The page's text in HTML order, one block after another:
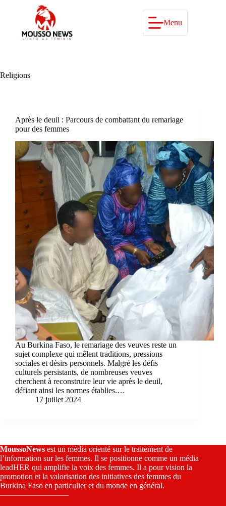
Menu
Religions
Après le deuil : Parcours de combattant du remariage
pour des femmes
Au Burkina Faso, le remariage des veuves reste un
sujet complexe qui mêlent traditions, pressions
sociales et désirs personnels. Malgré les défis
culturels persistants, de nombreuses veuves
cherchent à reconstruire leur vie après le deuil,
défiant ainsi les normes établies.…
17 juillet 2024
MoussoNews est un média orienté sur le traitement de
l’information sur les femmes. Il se positionne comme un média
leadHER qui amplifie la voix des femmes. Il a pour vision la
promotion et la valorisation des initiatives des femmes du
Burkina Faso en particulier et du monde en général.
————————–